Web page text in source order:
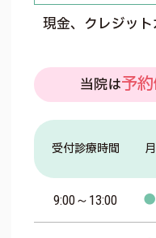
現金、クレジット
当院は予
受付診療時間 月
9:00～13:00 ●